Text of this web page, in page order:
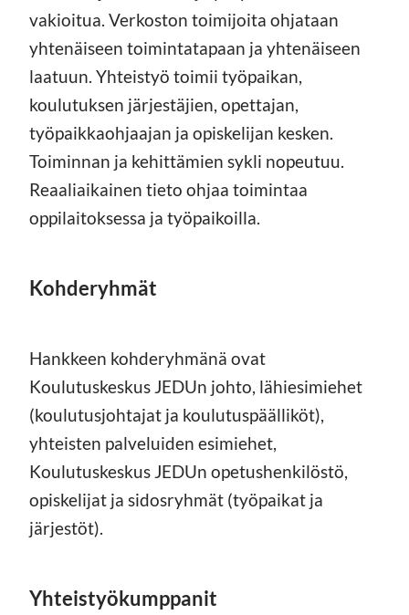
vakioitua. Verkoston toimijoita ohjataan
yhtenäiseen toimintatapaan ja yhtenäiseen
laatuun. Yhteistyö toimii työpaikan,
koulutuksen järjestäjien, opettajan,
työpaikkaohjaajan ja opiskelijan kesken.
Toiminnan ja kehittämien sykli nopeutuu.
Reaaliaikainen tieto ohjaa toimintaa
oppilaitoksessa ja työpaikoilla.
Kohderyhmät
Hankkeen kohderyhmänä ovat
Koulutuskeskus JEDUn johto, lähiesimiehet
(koulutusjohtajat ja koulutuspäälliköt),
yhteisten palveluiden esimiehet,
Koulutuskeskus JEDUn opetushenkilöstö,
opiskelijat ja sidosryhmät (työpaikat ja
järjestöt).
Yhteistyökumppanit